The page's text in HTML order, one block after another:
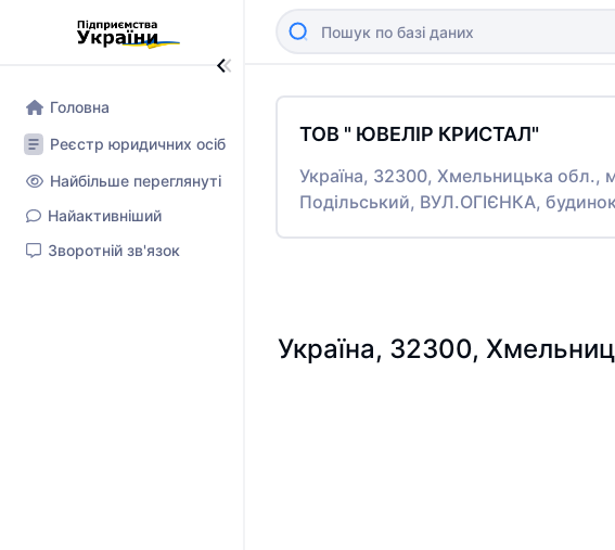
Головна
Реєстр юридичних осіб
Найбільше переглянуті
Найактивніший
Зворотній зв'язок
ТОВ " ЮВЕЛІР КРИСТАЛ"
Україна, 32300, Хмельницька обл.,
Подільський, ВУЛ.ОГІЄНКА,
Україна, 32300,